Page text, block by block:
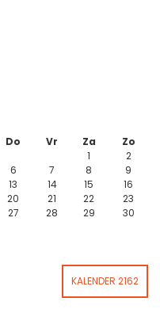
Do Vr Za
Zo
1
2
6 7 8
9
13 14 15
16
20 21 22
23
27 28 29
30
KALENDER 2162